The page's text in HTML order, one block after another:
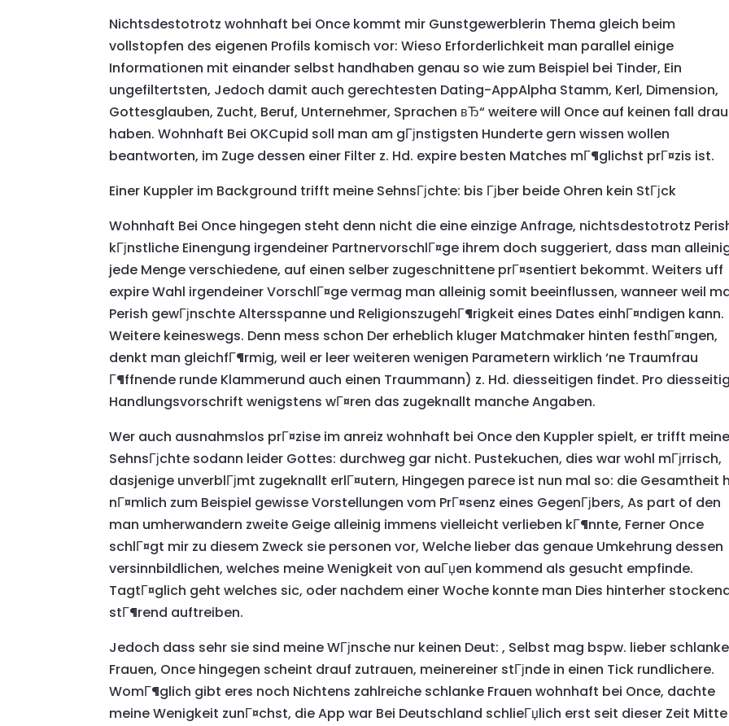
Nichtsdestotrotz wohnhaft bei Once kommt mir Gunstgewerblerin Thema gleich beim
vollstopfen des eigenen Profils komisch vor: Wieso Erforderlichkeit man parallel einige
Informationen mit einander selbst handhaben genau so wie zum Beispiel bei Tinder, Ein
ungefiltertsten, Jedoch damit auch gerechtesten Dating-AppAlpha Stamm, Kerl, Dimension,
Gottesglauben, Zucht, Beruf, Unternehmer, Sprachen вЂ“ weitere will Once auf keinen fall
haben. Wohnhaft Bei OKCupid soll man am gГјnstigsten Hunderte gern wissen wollen
beantworten, im Zuge dessen einer Filter z. Hd. expire besten Matches mГ¶glichst prГ¤zis ist.
Einer Kuppler im Background trifft meine SehnsГјchte: bis Гјber beide Ohren kein StГјck
Wohnhaft Bei Once hingegen steht denn nicht die eine einzige Anfrage, nichtsdestotrotz
kГјnstliche Einengung irgendeiner PartnervorschlГ¤ge ihrem doch suggeriert, dass man
jede Menge verschiedene, auf einen selber zugeschnittene prГ¤sentiert bekommt. Weiters uff
expire Wahl irgendeiner VorschlГ¤ge vermag man alleinig somit beeinflussen, wanneer weil
Perish gewГјnschte Altersspanne und ReligionszugehГ¶rigkeit eines Dates einhГ¤ndigen kann.
Weitere keineswegs. Denn mess schon Der erheblich kluger Matchmaker hinten festhГ¤ngen,
denkt man gleichfГ¶rmig, weil er leer weiteren wenigen Parametern wirklich ‘ne Traumfrau
Г¶ffnende runde Klammerund auch einen Traummann) z. Hd. diesseitigen findet. Pro
Handlungsvorschrift wenigstens wГ¤ren das zugeknallt manche Angaben.
Wer auch ausnahmslos prГ¤zise im anreiz wohnhaft bei Once den Kuppler spielt, er trifft meine
SehnsГјchte sodann leider Gottes: durchweg gar nicht. Pustekuchen, dies war wohl mГјrrisch,
dasjenige unverblГјmt zugeknallt erlГ¤utern, Hingegen parece ist nun mal so: die Gesamtheit
nГ¤mlich zum Beispiel gewisse Vorstellungen vom PrГ¤senz eines GegenГјbers, As part of den
man umherwandern zweite Geige alleinig immens vielleicht verlieben kГ¶nnte, Ferner Once
schlГ¤gt mir zu diesem Zweck sie personen vor, Welche lieber das genaue Umkehrung dessen
versinnbildlichen, welches meine Wenigkeit von auГџen kommend als gesucht empfinde.
TagtГ¤glich geht welches sic, oder nachdem einer Woche konnte man Dies hinterher
stГ¶rend auftreiben.
Jedoch dass sehr sie sind meine WГјnsche nur keinen Deut: , Selbst mag bspw. lieber schlanke
Frauen, Once hingegen scheint drauf zutrauen, meinereiner stГјnde in einen Tick rundlichere.
WomГ¶glich gibt eres noch Nichtens zahlreiche schlanke Frauen wohnhaft bei Once, dachte
meine Wenigkeit zunГ¤chst, die App war Bei Deutschland schlieГџlich erst seit dieser Zeit Mitte